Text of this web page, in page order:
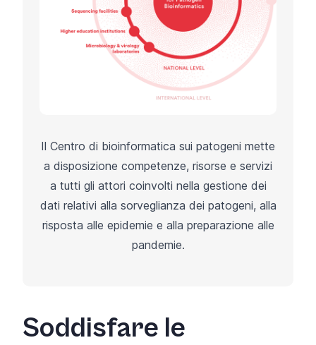
Il Centro di bioinformatica sui patogeni mette
a disposizione competenze, risorse e servizi
a tutti gli attori coinvolti nella gestione dei
dati relativi alla sorveglianza dei patogeni, alla
risposta alle epidemie e alla preparazione alle
pandemie.
Soddisfare le